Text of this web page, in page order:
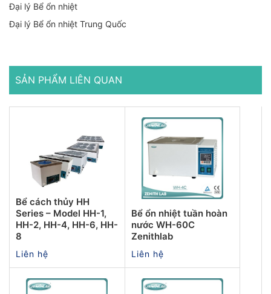
Đại lý Bể ổn nhiệt
Đại lý Bể ổn nhiệt Trung Quốc
SẢN PHẨM LIÊN QUAN
Bể cách thủy HH
Series – Model HH-1,
HH-2, HH-4, HH-6, HH-
8
Liên hệ
Bể ổn nhiệt tuần hoàn
nước WH-60C
Zenithlab
Liên hệ